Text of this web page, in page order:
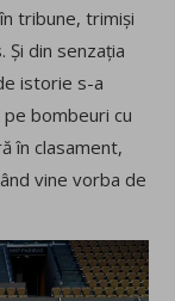
tribune, trimiși
Și din senzația
istorie s-a
bombeuri cu
în clasament,
vine vorba de